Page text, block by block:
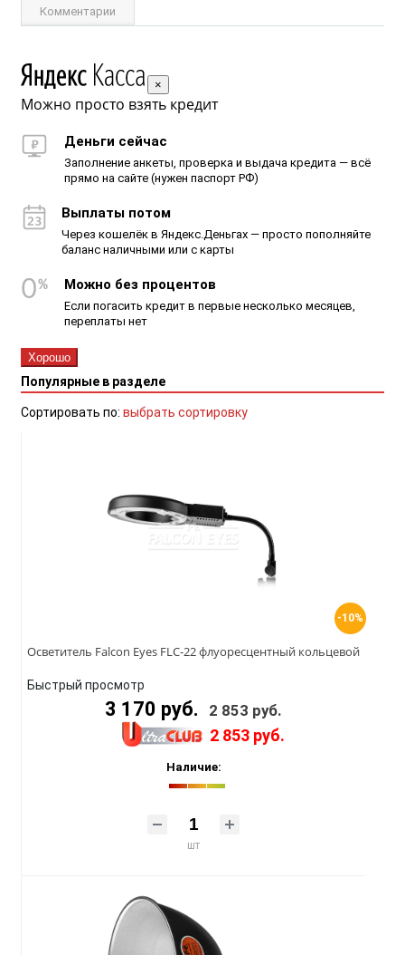
Комментарии
×
Можно просто взять кредит
Деньги сейчас
Заполнение анкеты, проверка и выдача кредита — всё
прямо на сайте (нужен паспорт РФ)
Выплаты потом
Через кошелёк в Яндекс.Деньгах — просто пополняйте
баланс наличными или с карты
Можно без процентов
Если погасить кредит в первые несколько месяцев,
переплаты нет
Хорошо
Популярные в разделе
Сортировать по: выбрать сортировку
-10%
Осветитель Falcon Eyes FLC-22 флуоресцентный кольцевой
Быстрый просмотр
3 170 руб. 2 853 руб.
2 853 руб.
Наличие:
шт